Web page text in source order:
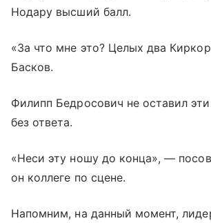
Нодару высший балл.
«За что мне это? Целых два
Басков.
Филипп Бедросович не оставил
без ответа.
«Неси эту ношу до конца», —
он коллеге по сцене.
Напомним, на данный момент,